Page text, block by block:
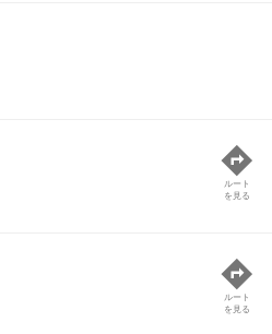
ルート
を見る
ルート
を見る